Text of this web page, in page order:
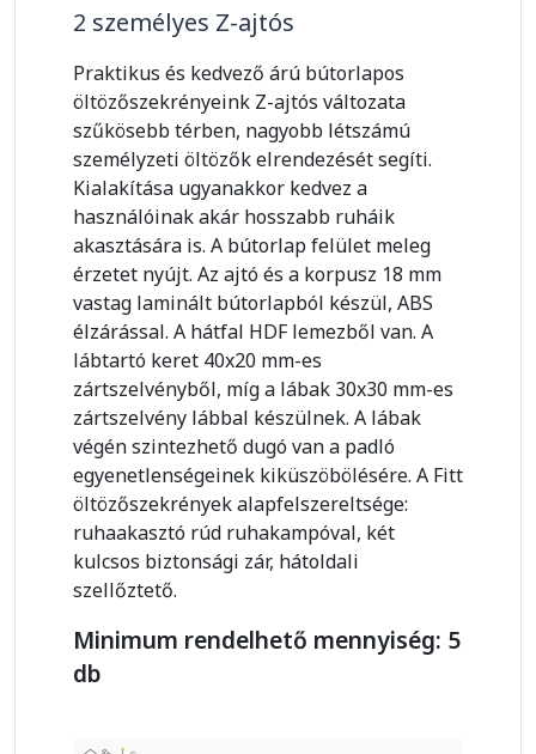
2 személyes Z-ajtós
Praktikus és kedvező árú bútorlapos
öltözőszekrényeink Z-ajtós változata
szűkösebb térben, nagyobb létszámú
személyzeti öltözők elrendezését segíti.
Kialakítása ugyanakkor kedvez a
használóinak akár hosszabb ruháik
akasztására is. A bútorlap felület meleg
érzetet nyújt. Az ajtó és a korpusz 18 mm
vastag laminált bútorlapból készül, ABS
élzárással. A hátfal HDF lemezből van. A
lábtartó keret 40x20 mm-es
zártszelvényből, míg a lábak 30x30 mm-es
zártszelvény lábbal készülnek. A lábak
végén szintezhető dugó van a padló
egyenetlenségeinek kiküszöbölésére. A Fitt
öltözőszekrények alapfelszereltsége:
ruhaakasztó rúd ruhakampóval, két
kulcsos biztonsági zár, hátoldali
szellőztető.
Minimum rendelhető mennyiség: 5
db